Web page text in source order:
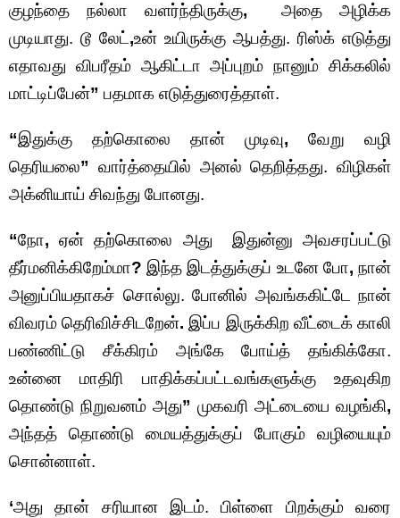
குழந்தை நல்லா வளர்ந்திருக்கு, அதை அழிக்க
முடியாது. டூ லேட் ,உன் உயிருக்கு ஆபத்து. ரிஸ்க் எடுத்து
எதாவது விபரீதம் ஆகிட்டா அப்புறம் நானும் சிக்கலில்
மாட்டிப்பேன்” பதமாக எடுத்துரைத்தாள்.
“இதுக்கு தற்கொலை தான் முடிவு, வேறு வழி
தெரியலை” வார்த்தையில் அனல் தெறித்தது. விழிகள்
அக்னியாய் சிவந்து போனது.
“நோ,ஏன் தற்கொலை அது
இதுன்னு அவசரப்பட்டு
தீர்மனிக்கிறேம்மா? இந்த இடத்துக்குப் உடனே போ,நான்
அனுப்பியதாகச் சொல்லு. போனில் அவங்ககிட்டே நான்
விவரம் தெரிவிச்சிடறேன். இப்ப இருக்கிற வீட்டைக் காலி
பண்ணிட்டு சீக்கிரம் அங்கே போய்த் தங்கிக்கோ.
உன்னை மாதிரி பாதிக்கப்பட்டவங்களுக்கு உதவுகிற
தொண்டு நிறுவனம் அது” முகவரி அட்டையை வழங்கி,
அந்தத் தொண்டு மையத்துக்குப் போகும் வழியையும்
சொன்னாள்.
‘அது தான் சரியான இடம். பிள்ளை பிறக்கும் வரை